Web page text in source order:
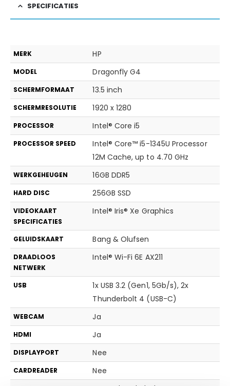
SPECIFICATIES
MERK HP
MODEL Dragonfly G4
SCHERMFORMAAT 13.5 inch
SCHERMRESOLUTIE 1920 x 1280
PROCESSOR Intel® Core i5
PROCESSOR SPEED
Intel® Core™ i5-1345U Processor
12M Cache, up to 4.70 GHz
WERKGEHEUGEN 16GB DDR5
HARD DISC 256GB SSD
VIDEOKAART
SPECIFICATIES
Intel® Iris® Xe Graphics
GELUIDSKAART Bang & Olufsen
DRAADLOOS
NETWERK
Intel® Wi-Fi 6E AX211
USB
1x USB 3.2 (Gen1, 5Gb/s), 2x
Thunderbolt 4 (USB-C)
WEBCAM Ja
HDMI Ja
DISPLAYPORT Nee
CARDREADER Nee